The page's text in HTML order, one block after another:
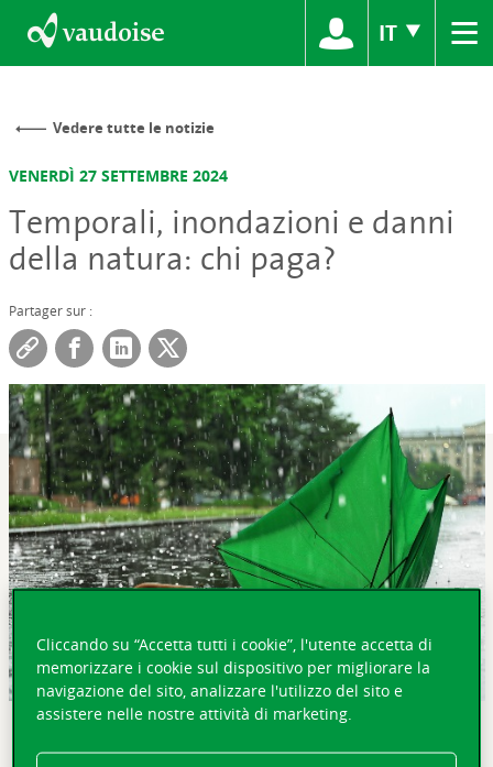
IT ≡
Vedere tutte le notizie
VENERDÌ 27 SETTEMBRE 2024
Temporali, inondazioni e danni
della natura: chi paga?
Partager sur :
Cliccando su “Accetta tutti i cookie”, l'utente accetta di
memorizzare i cookie sul dispositivo per migliorare la
navigazione del sito, analizzare l'utilizzo del sito e
assistere nelle nostre attività di marketing.